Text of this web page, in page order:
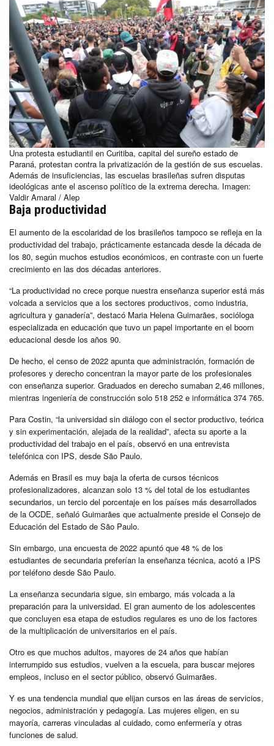
Una protesta estudiantil en Curitiba, capital del sureño estado de
Paraná, protestan contra la privatización de la gestión de sus escuelas.
Además de insuficiencias, las escuelas brasileñas sufren disputas
ideológicas ante el ascenso político de la extrema derecha. Imagen:
Valdir Amaral / Alep
Baja productividad
El aumento de la escolaridad de los brasileños tampoco se refleja en la
productividad del trabajo, prácticamente estancada desde la década de
los 80, según muchos estudios económicos, en contraste con un fuerte
crecimiento en las dos décadas anteriores.
“La productividad no crece porque nuestra enseñanza superior está más
volcada a servicios que a los sectores productivos, como industria,
agricultura y ganadería”, destacó Maria Helena Guimarães, socióloga
especializada en educación que tuvo un papel importante en el boom
educacional desde los años 90.
De hecho, el censo de 2022 apunta que administración, formación de
profesores y derecho concentran la mayor parte de los profesionales
con enseñanza superior. Graduados en derecho sumaban 2,46 millones,
mientras ingeniería de construcción solo 518 252 e informática 374 765.
Para Costin, “la universidad sin diálogo con el sector productivo, teórica
y sin experimentación, alejada de la realidad”, afecta su aporte a la
productividad del trabajo en el país, observó en una entrevista
telefónica con IPS, desde São Paulo.
Además en Brasil es muy baja la oferta de cursos técnicos
profesionalizadores, alcanzan solo 13 % del total de los estudiantes
secundarios, un tercio del porcentaje en los países más desarrollados
de la OCDE, señaló Guimarães que actualmente preside el Consejo de
Educación del Estado de São Paulo.
Sin embargo, una encuesta de 2022 apuntó que 48 % de los
estudiantes de secundaria preferían la enseñanza técnica, acotó a IPS
por teléfono desde São Paulo.
La enseñanza secundaria sigue, sin embargo, más volcada a la
preparación para la universidad. El gran aumento de los adolescentes
que concluyen esa etapa de estudios regulares es uno de los factores
de la multiplicación de universitarios en el país.
Otro es que muchos adultos, mayores de 24 años que habían
interrumpido sus estudios, vuelven a la escuela, para buscar mejores
empleos, incluso en el sector público, observó Guimarães.
Y es una tendencia mundial que elijan cursos en las áreas de servicios,
negocios, administración y pedagogía. Las mujeres eligen, en su
mayoría, carreras vinculadas al cuidado, como enfermería y otras
funciones de salud.